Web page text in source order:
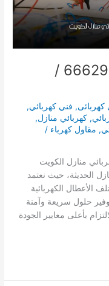
فني كهربائي حولي / 66629504 /
كهربائى, فني كهربائي,
,كهربائي منازل,
, مقاول كهرباء /
حولي / 66629504 / كهربائي منازل الكويت
الحديثة، حيث نعتمد
الأعطال الكهربائية
حلول سريعة وآمنة
بأعلى معايير الجودة